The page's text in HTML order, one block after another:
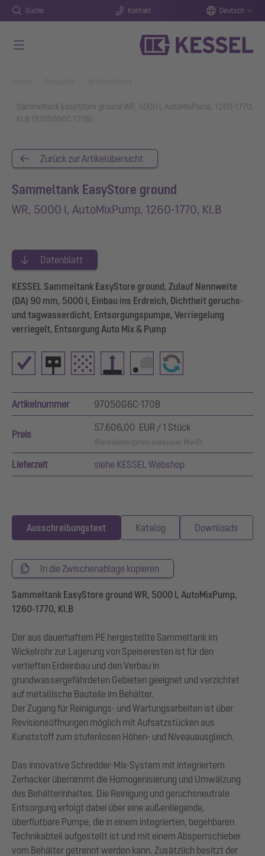
Suche Kontakt Deutsch
Sammeltank EasyStore ground WR, 5000 l, AutoMixPump, 1260-1770,
Kl.B (97050G6C-170B)
Zurück zur Artikelübersicht
Sammeltank EasyStore ground
WR, 5000 l, AutoMixPump, 1260-1770, Kl.B
Datenblatt
KESSEL Sammeltank EasyStore ground, Zulauf Nennweite
(DA) 90 mm, 5000 l, Einbau ins Erdreich, Dichtheit geruchs-
und tagwasserdicht, Entsorgungspumpe, Verriegelung
verriegelt, Entsorgung Auto Mix & Pump
Artikelnummer 97050G6C-170B
Preis
57.606,00 EUR / 1 Stück
Werkslistenpreis exklusive MwSt.
Lieferzeit siehe KESSEL Webshop
Ausschreibungstext Katalog Downloads
In die Zwischenablage kopieren
Sammeltank EasyStore ground WR, 5000 l, AutoMixPump,
1260-1770, Kl.B
Der aus dauerhaftem PE hergestellte Sammeltank im
Wickelrohr zur Lagerung von Speiseresten ist für den
vertieften Erdeinbau und den Verbau in
grundwassergefährdeten Gebieten geeignet und verzichtet
auf metallische Bauteile im Behälter.
Der Zugang für Reinigungs- und Wartungsarbeiten ist über
Revisionsöffnungen möglich mit Aufsatzstücken aus
Kunststoff zum stufenlosen Höhen- und Niveauausgleich.
Das innovative Schredder-Mix-System mit integriertem
Zerhacker übernimmt die Homogenisierung und Umwälzung
des Behälterinhaltes. Die Reinigung und geruchsneutrale
Entsorgung erfolgt dabei über eine außenliegende,
überflutbare Pumpe, die in einem integrierten, begehbaren
Technikabteil aufgestellt ist und mit einem Absperrschieber
vom Behälter getrennt werden kann. Zusätzlich besitzt der